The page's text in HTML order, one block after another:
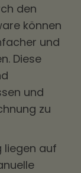
den
können
und
Diese
und
zu
liegen auf